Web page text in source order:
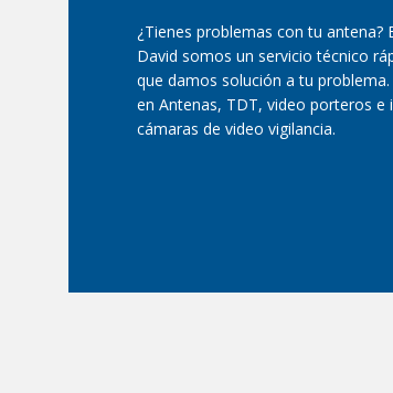
¿Tienes problemas con tu antena?
David somos un servicio técnico
que damos solución a tu problema.
en Antenas, TDT, video porteros e
cámaras de video vigilancia.